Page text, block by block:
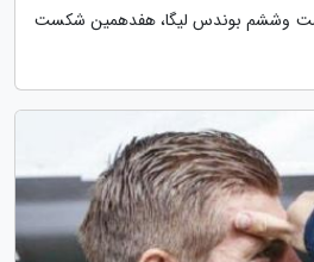
وششم بوندس لیگا، هفدهمین شکست